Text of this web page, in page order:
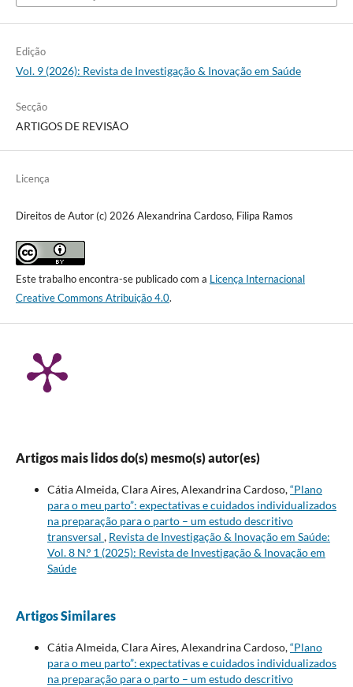
Edição
Vol. 9 (2026): Revista de Investigação & Inovação em Saúde
Secção
ARTIGOS DE REVISÃO
Licença
Direitos de Autor (c) 2026 Alexandrina Cardoso, Filipa Ramos
Este trabalho encontra-se publicado com a Licença Internacional
Creative Commons Atribuição 4.0.
Artigos mais lidos do(s) mesmo(s) autor(es)
Cátia Almeida, Clara Aires, Alexandrina Cardoso,“Plano
para o meu parto”: expectativas e cuidados individualizados
na preparação para o parto – um estudo descritivo
transversal , Revista de Investigação & Inovação em Saúde:
Vol. 8 N.º 1 (2025): Revista de Investigação & Inovação em
Saúde
Artigos Similares
Cátia Almeida, Clara Aires, Alexandrina Cardoso,“Plano
para o meu parto”: expectativas e cuidados individualizados
na preparação para o parto – um estudo descritivo